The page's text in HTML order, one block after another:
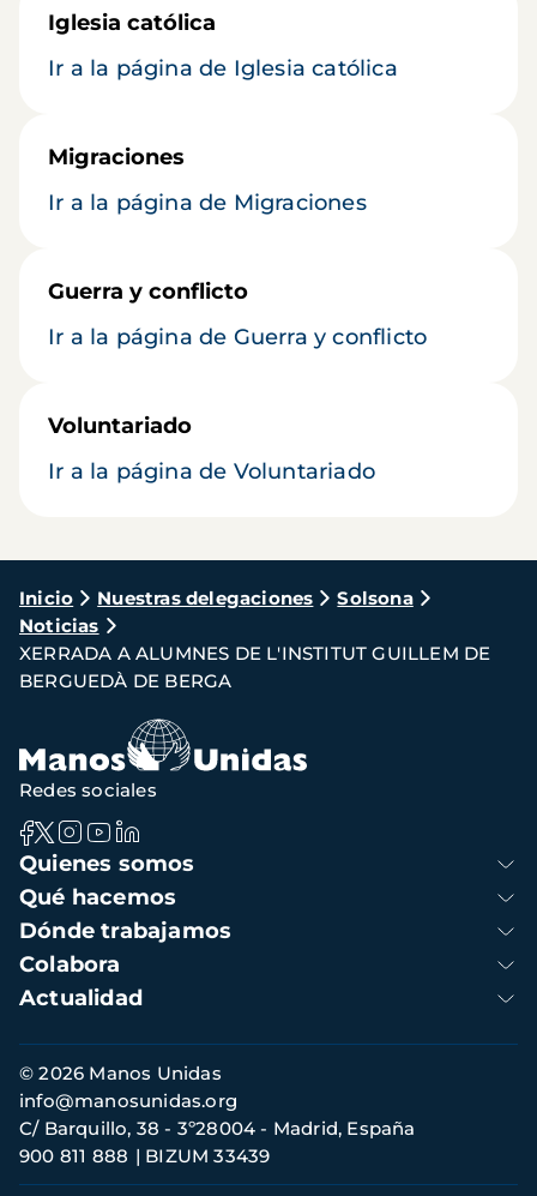
Iglesia católica
Ir a la página de Iglesia católica
Migraciones
Ir a la página de Migraciones
Guerra y conflicto
Ir a la página de Guerra y conflicto
Voluntariado
Ir a la página de Voluntariado
Ruta
de
navegación
Inicio Nuestras delegaciones
Solsona
Noticias
XERRADA A ALUMNES DE L'INSTITUT GUILLEM DE
BERGUEDÀ DE BERGA
Navegación
principal
Quienes somos
Qué hacemos
Dónde trabajamos
Colabora
Actualidad
Redes sociales
Información
de
contacto
© 2026 Manos Unidas
C/ Barquillo, 38 - 3º28004 - Madrid, España
900 811 888
BIZUM 33439
info@manosunidas.org